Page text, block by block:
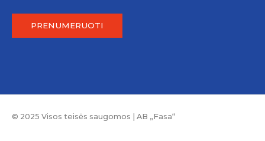
PRENUMERUOTI
© 2025 Visos teisės saugomos | AB „Fasa“